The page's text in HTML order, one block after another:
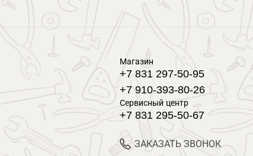
Магазин
+7 831 297-50-95
+7 910-393-80-26
Сервисный центр
+7 831 295-50-67
ЗАКАЗАТЬ ЗВОНОК